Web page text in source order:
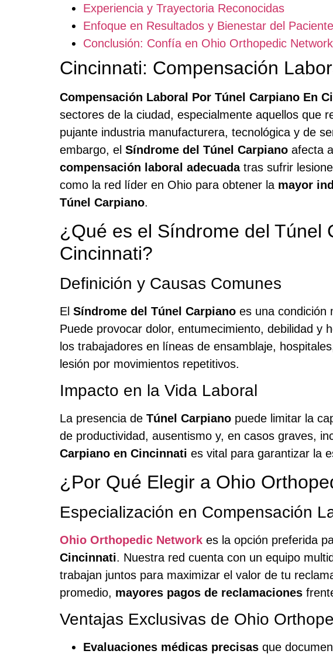
Experiencia y Trayectoria Reconocidas
Enfoque en Resultados y Bienestar del Paciente
Conclusión: Confía en Ohio Orthopedic
Cincinnati: Compensación
Compensación Laboral Por Túnel Carpiano En
sectores de la ciudad, especialmente aquellos que
pujante industria manufacturera, tecnológica y de
embargo, el Síndrome del Túnel Carpiano afecta
compensación laboral adecuadatras sufrir
como la red líder en Ohio para obtener la mayor
Túnel Carpiano.
¿Qué es el Síndrome del Túnel
Cincinnati?
Definición y Causas Comunes
El Síndrome del Túnel Carpiano es una condición
Puede provocar dolor, entumecimiento, debilidad y
los trabajadores en líneas de ensamblaje,
lesión por movimientos repetitivos.
Impacto en la Vida Laboral
La presencia de Túnel Carpiano puede limitar la
de productividad, ausentismo y, en casos graves,
Carpiano en Cincinnati es vital para garantizar la
¿Por Qué Elegir a Ohio
Especialización en Compensación
Ohio Orthopedic Network es la opción preferida
Cincinnati. Nuestra red cuenta con un equipo
trabajan juntos para maximizar el valor de tu
promedio, mayores pagos de reclamaciones
Ventajas Exclusivas de Ohio
Evaluaciones médicas precisas que